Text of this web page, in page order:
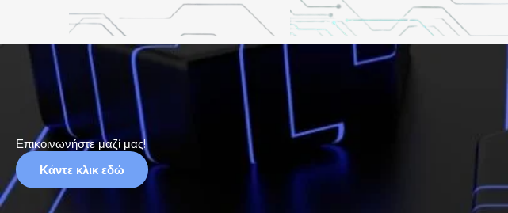
Επικοινωνήστε μαζί μας!
Κάντε κλικ εδώ